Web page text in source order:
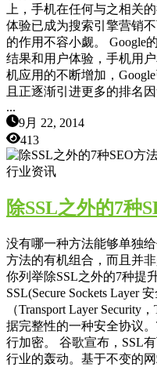
上，手机在任何与之相关
体验已成为搜索引擎营销
的作用不容小觑。 Google
结果和用户体验，手机用
机应用的不断增加，
且正逐渐引进更多的排名
...
9月 22, 2014
413
行业资讯
除SSL之外的7种
没有哪一种方法能够单独
方法的有机组合，而且并
你列举除SSL之外的7种提
SSL(Secure Sockets Layer
（Transport Layer
据完整性的一种安全协议
行加密。 谷歌宣布，SSL
行业的轰动。基于不变的